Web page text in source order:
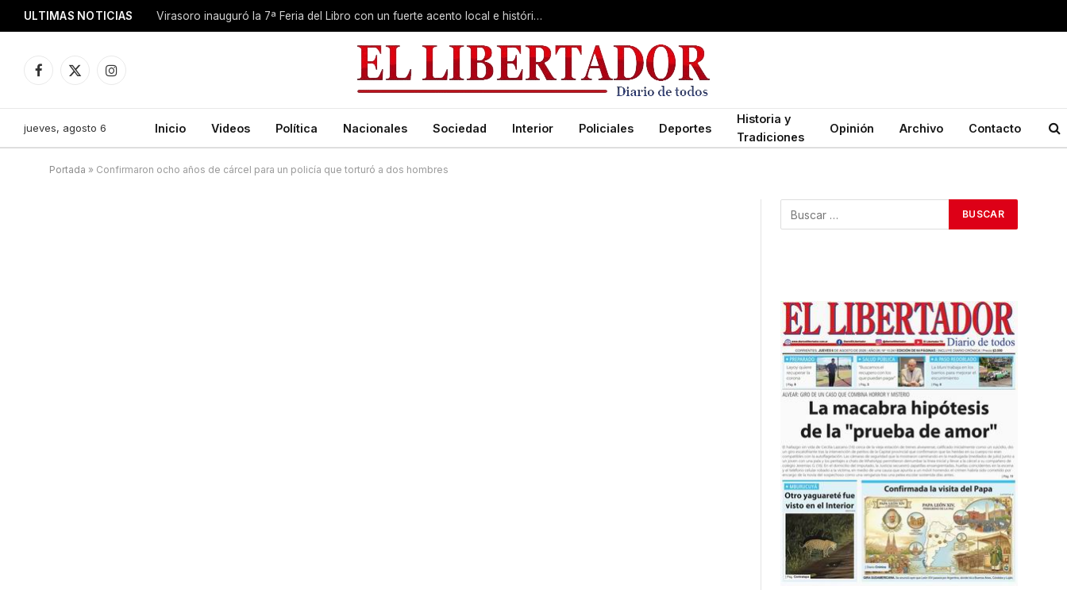
ULTIMAS NOTICIAS Virasoro inauguró la 7ª Feria del Libro con un fuerte acento local e histórico
Facebook
X
Instagram
jueves, agosto 6 Inicio Videos Política Nacionales Sociedad Interior Policiales Deportes
Historia y
Tradiciones
Opinión Archivo Contacto
Portada » Confirmaron ocho años de cárcel para un policía que torturó a dos hombres